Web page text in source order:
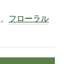
、 フローラル